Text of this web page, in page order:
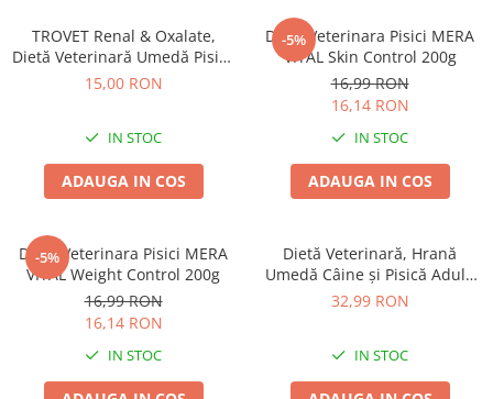
Diete Veterinare Câini
Recompense Câini
Biscuiți
Piele Presată
Cremoase
Semi-umede
Îngrijire Câini
TROVET Renal & Oxalate,
Dietă Veterinară Umedă Pisică
Adult, Pui, 200g
15,00 RON
IN STOC
ADAUGA IN COS
-5%
Dieta Veterinara Pisici MERA
VITAL Skin Control 200g
16,99 RON
16,14 RON
IN STOC
ADAUGA IN COS
-5%
Dieta Veterinara Pisici MERA
VITAL Weight Control 200g
16,99 RON
16,14 RON
IN STOC
Dietă Veterinară, Hrană
Umedă Câine și Pisică Adult,
TROVET Recovery Liquid,
32,99 RON
IN STOC